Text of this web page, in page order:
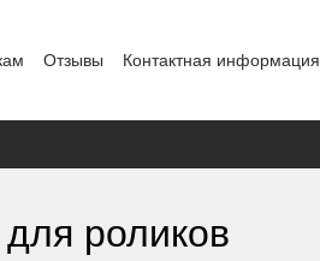
Отзывы Контактная информация
роликов